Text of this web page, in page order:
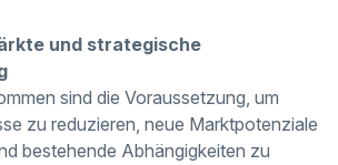
und strategische
sind die Voraussetzung, um
zu reduzieren, neue Marktpotenziale
bestehende Abhängigkeiten zu